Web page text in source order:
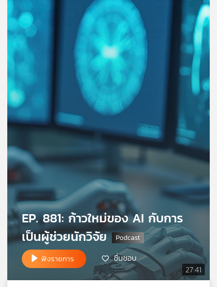
เพลง
บทความ
ข่าว
และ
กิจกรรม
เกี่ยว
กับ
เครือ
ข่าย
วิทยุ
ไทย
เอส
27:41
EP. 881: ก้าวใหม่ของ AI กับการ
เป็นผู้ช่วยนักวิจัย
ฟังรายการ ชื่นชอบ